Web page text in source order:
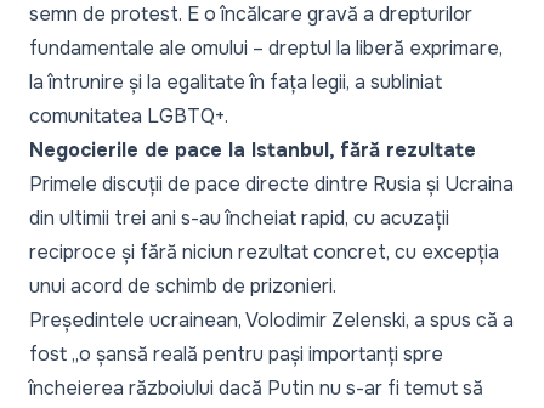
semn de protest. E o încălcare gravă a drepturilor
fundamentale ale omului – dreptul la liberă exprimare,
la întrunire și la egalitate în fața legii, a subliniat
comunitatea LGBTQ+.
Negocierile de pace la Istanbul, fără rezultate
Primele discuții de pace directe dintre Rusia și Ucraina
din ultimii trei ani s-au încheiat rapid, cu acuzații
reciproce și fără niciun rezultat concret, cu excepția
unui acord de schimb de prizonieri.
Președintele ucrainean, Volodimir Zelenski, a spus că a
fost „o șansă reală pentru pași importanți spre
încheierea războiului dacă Putin nu s-ar fi temut să